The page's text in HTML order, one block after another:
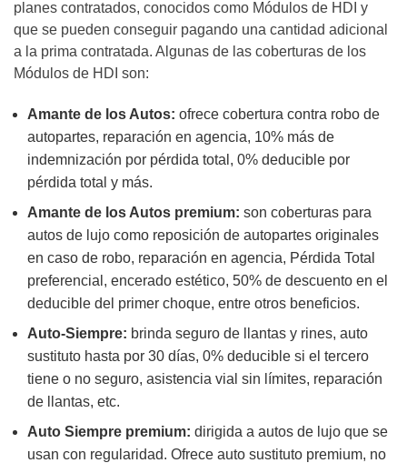
planes contratados, conocidos como Módulos de HDI y
que se pueden conseguir pagando una cantidad adicional
a la prima contratada. Algunas de las coberturas de los
Módulos de HDI son:
Amante de los Autos: ofrece cobertura contra robo de
autopartes, reparación en agencia, 10% más de
indemnización por pérdida total, 0% deducible por
pérdida total y más.
Amante de los Autos premium: son coberturas para
autos de lujo como reposición de autopartes originales
en caso de robo, reparación en agencia, Pérdida Total
preferencial, encerado estético, 50% de descuento en el
deducible del primer choque, entre otros beneficios.
Auto-Siempre: brinda seguro de llantas y rines, auto
sustituto hasta por 30 días, 0% deducible si el tercero
tiene o no seguro, asistencia vial sin límites, reparación
de llantas, etc.
Auto Siempre premium: dirigida a autos de lujo que se
usan con regularidad. Ofrece auto sustituto premium, no